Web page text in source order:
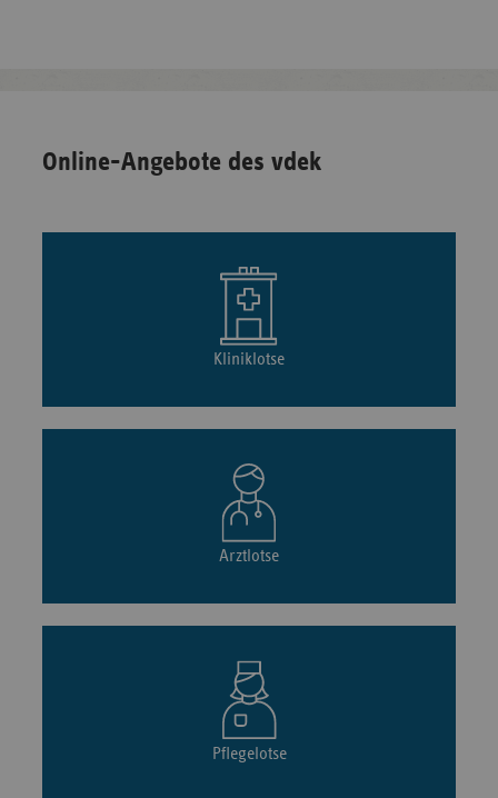
Online-Angebote des vdek
Kliniklotse
Arztlotse
Pflegelotse